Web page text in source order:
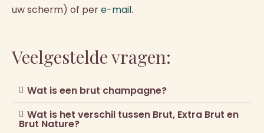
uw scherm) of pere-mail.
Veelgestelde vragen:
Wat is een brut champagne?
Wat is het verschil tussen Brut, Extra Brut en
Brut Nature?